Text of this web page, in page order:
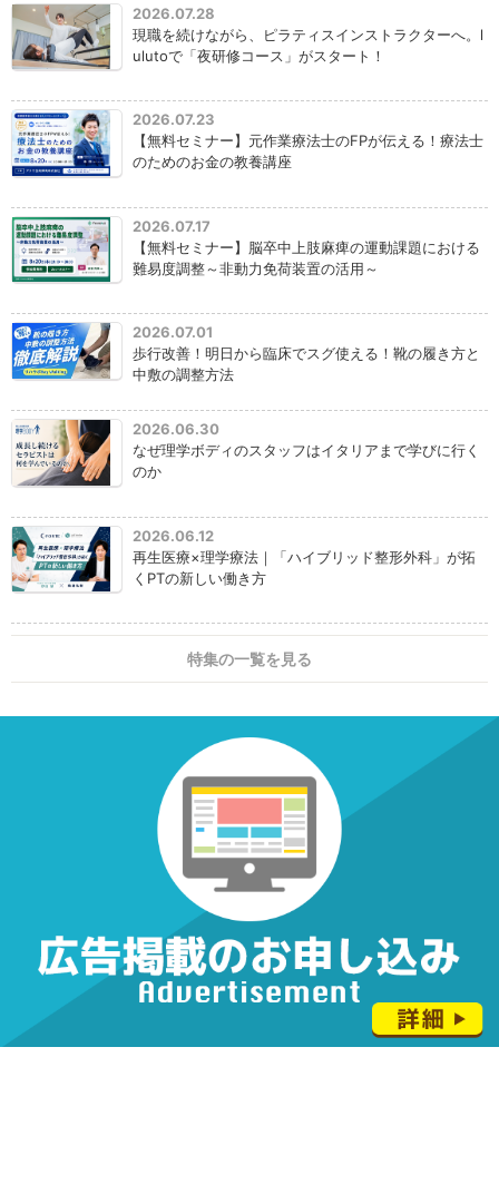
2026.07.28
現職を続けながら、ピラティスインストラクターへ。l
ulutoで「夜研修コース」がスタート！
2026.07.23
【無料セミナー】元作業療法士のFPが伝える！療法士
のためのお金の教養講座
2026.07.17
【無料セミナー】脳卒中上肢麻痺の運動課題における
難易度調整～非動力免荷装置の活用～
2026.07.01
歩行改善！明日から臨床でスグ使える！靴の履き方と
中敷の調整方法
2026.06.30
なぜ理学ボディのスタッフはイタリアまで学びに行く
のか
2026.06.12
再生医療×理学療法｜「ハイブリッド整形外科」が拓
くPTの新しい働き方
特集の一覧を見る